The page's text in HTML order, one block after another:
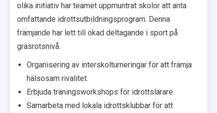
olika initiativ har teamet uppmuntrat skolor att anta
omfattande idrottsutbildningsprogram. Denna
främjande har lett till ökad deltagande i sport på
gräsrotsnivå.
Organisering av interskolturneringar för att främja
hälsosam rivalitet.
Erbjuda träningsworkshops för idrottslärare.
Samarbeta med lokala idrottsklubbar för att